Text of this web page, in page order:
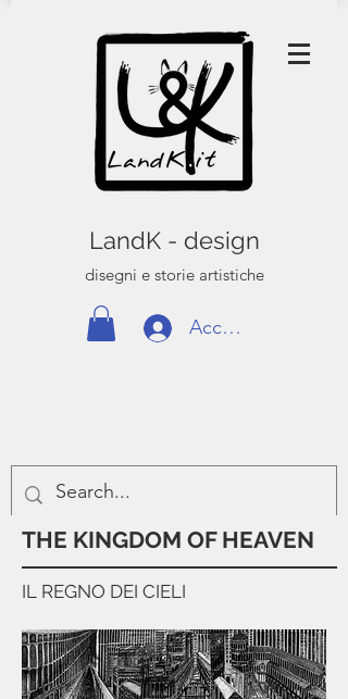
LandK - design
disegni e storie artistiche
Accedi
THE KINGDOM OF HEAVEN
IL REGNO DEI CIELI